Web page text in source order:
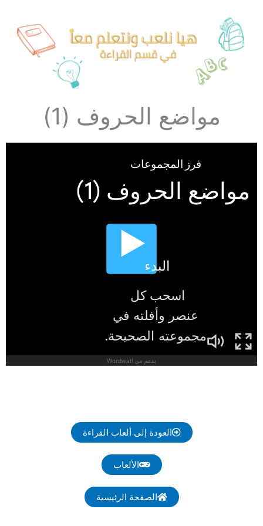
مواضع الحروف (1)​
العودة إلى ألعاب القراءة
الألعاب
الصفحة الرئيسية